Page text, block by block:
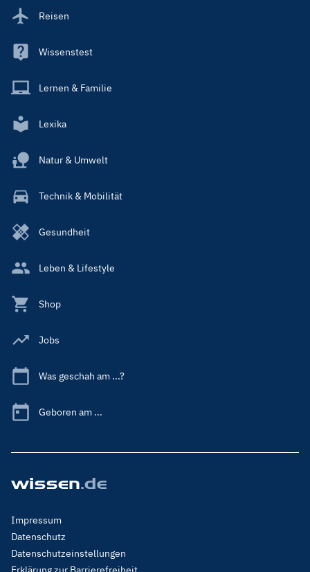
Reisen
Wissenstest
Lernen & Familie
Lexika
Natur & Umwelt
Technik & Mobilität
Gesundheit
Leben & Lifestyle
Shop
Jobs
Was geschah am ...?
Geboren am ...
Footer
Menu
Legal
Impressum
Datenschutz
Datenschutzeinstellungen